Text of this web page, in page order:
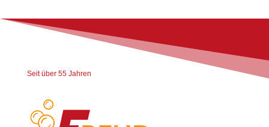
Seit über 55 Jahren